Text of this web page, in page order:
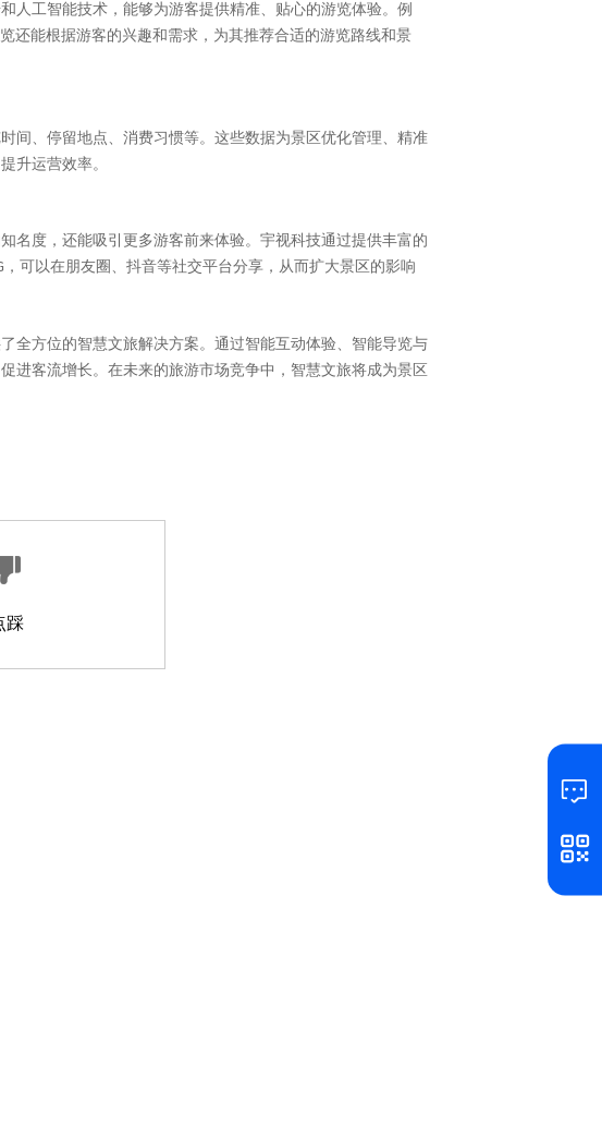
人工智能技术，能够为游客提供精准、贴心的游览体验。例
还能根据游客的兴趣和需求，为其推荐合适的游览路线和景
间、停留地点、消费习惯等。这些数据为景区优化管理、精准
升运营效率。
名度，还能吸引更多游客前来体验。宇视科技通过提供丰富的
，可以在朋友圈、抖音等社交平台分享，从而扩大景区的影响
全方位的智慧文旅解决方案。通过智能互动体验、智能导览与
进客流增长。在未来的旅游市场竞争中，智慧文旅将成为景区